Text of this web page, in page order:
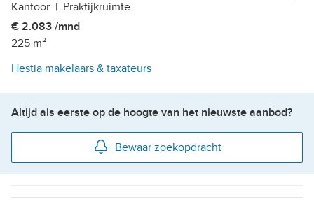
Kantoor | Praktijkruimte
€ 2.083 /mnd
225 m²
Hestia makelaars & taxateurs
Altijd als eerste op de hoogte van het nieuwste aanbod?
Bewaar zoekopdracht